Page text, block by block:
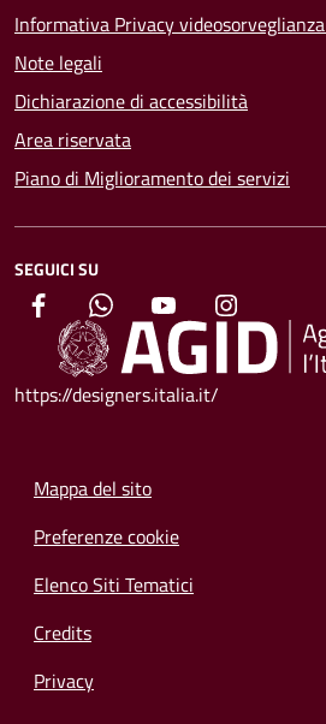
Informativa Privacy
Note legali
Dichiarazione di accessibilità
Area riservata
Piano di Miglioramento dei servizi
SEGUICI SU
https://designers.italia.it/
Mappa del sito
Preferenze cookie
Elenco Siti Tematici
Credits
Privacy